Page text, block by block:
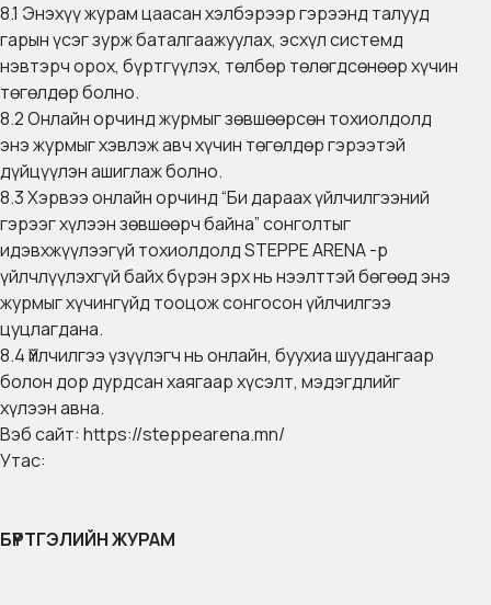
8.1 Энэхүү журам цаасан хэлбэрээр гэрээнд талууд
гарын үсэг зурж баталгаажуулах, эсхүл системд
нэвтэрч орох, бүртгүүлэх, төлбөр төлөгдсөнөөр хүчин
төгөлдөр болно.
8.2 Онлайн орчинд журмыг зөвшөөрсөн тохиолдолд
энэ журмыг хэвлэж авч хүчин төгөлдөр гэрээтэй
дүйцүүлэн ашиглаж болно.
8.3 Хэрвээ онлайн орчинд “Би дараах үйлчилгээний
гэрээг хүлээн зөвшөөрч байна” сонголтыг
идэвхжүүлээгүй тохиолдолд STEPPE ARENA -р
үйлчлүүлэхгүй байх бүрэн эрх нь нээлттэй бөгөөд энэ
журмыг хүчингүйд тооцож сонгосон үйлчилгээ
цуцлагдана.
8.4 Үйлчилгээ үзүүлэгч нь онлайн, буухиа шуудангаар
болон дор дурдсан хаягаар хүсэлт, мэдэгдлийг
хүлээн авна.
Вэб сайт: https://steppearena.mn/
Утас:
БҮРТГЭЛИЙН ЖУРАМ